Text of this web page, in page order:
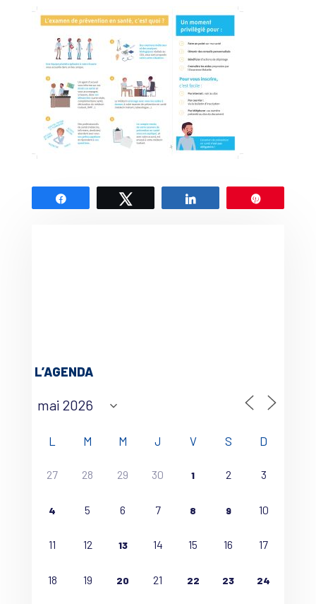
L’AGENDA
L M M J V S D
27 28 29 30 1 2 3
4 5 6 7 8 9 10
11 12 13 14 15 16 17
18 19 20 21 22 23 24